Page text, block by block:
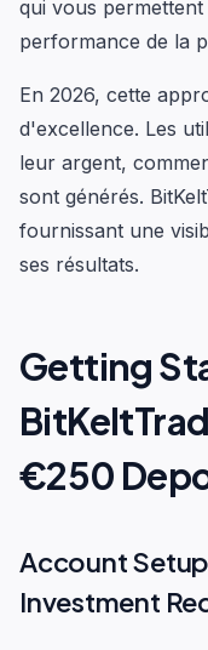
qui vous
performance de la
En 2026, cette
d'excellence. Les
leur argent,
sont générés.
fournissant une
ses résultats.
Getting
€250
Account
Investment